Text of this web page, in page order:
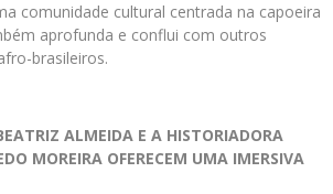
comunidade cultural centrada na capoeira
aprofunda e conflui com outros
brasileiros.
ALMEIDA E A HISTORIADORA
MOREIRA OFERECEM UMA IMERSIVA